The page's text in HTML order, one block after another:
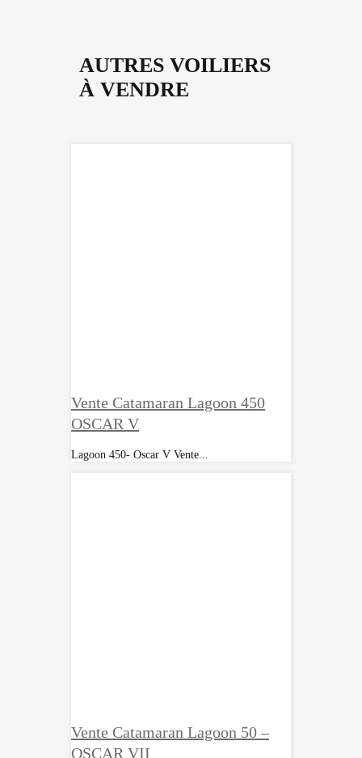
AUTRES VOILIERS
À VENDRE
Vente Catamaran Lagoon 450
OSCAR V
Lagoon 450- Oscar V Vente...
Vente Catamaran Lagoon 50 –
OSCAR VII